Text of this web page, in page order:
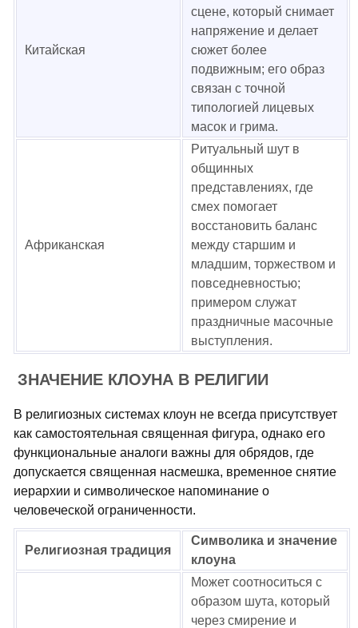
Китайская
сцене, который снимает
напряжение и делает
сюжет более
подвижным; его образ
связан с точной
типологией лицевых
масок и грима.
Африканская
Ритуальный шут в
общинных
представлениях, где
смех помогает
восстановить баланс
между старшим и
младшим, торжеством и
повседневностью;
примером служат
праздничные масочные
выступления.
ЗНАЧЕНИЕ КЛОУНА В РЕЛИГИИ
В религиозных системах клоун не всегда присутствует
как самостоятельная священная фигура, однако его
функциональные аналоги важны для обрядов, где
допускается священная насмешка, временное снятие
иерархии и символическое напоминание о
человеческой ограниченности.
Религиозная традиция
Символика и значение
клоуна
Может соотноситься с
образом шута, который
через смирение и